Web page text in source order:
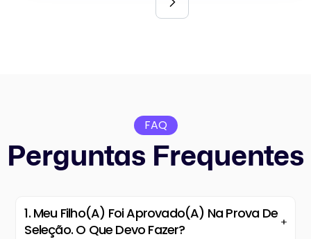
FAQ
Perguntas Frequentes
1. Meu Filho(a) Foi Aprovado(a) Na Prova De
Seleção. O Que Devo Fazer?